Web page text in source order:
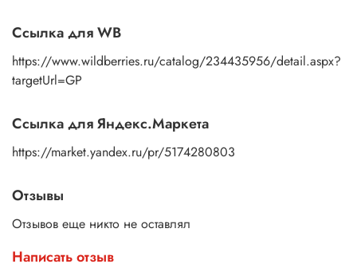
Ссылка для WB
https://www.wildberries.ru/catalog/234435956/detail.aspx?
targetUrl=GP
Ссылка для Яндекс.Маркета
https://market.yandex.ru/pr/5174280803
Отзывы
Отзывов еще никто не оставлял
Написать отзыв